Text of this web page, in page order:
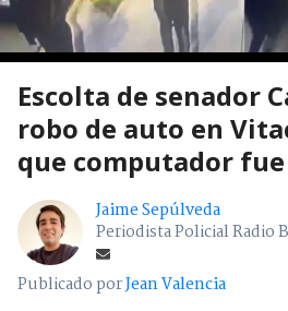
Escolta de senador
robo de auto en
que computador
Jaime Sepúlveda
Periodista Policial Radio
Publicado porJean Valencia